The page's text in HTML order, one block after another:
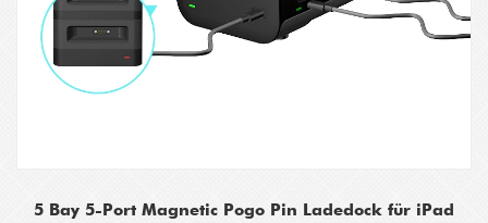
5 Bay 5-Port Magnetic Pogo Pin Ladedock für iPad